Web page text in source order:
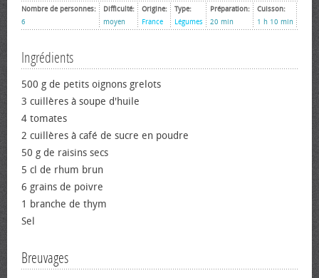
Nombre de personnes:
6
Difficulté:
moyen
Origine:
France
Type:
Légumes
Préparation:
20 min
Cuisson:
1 h 10 min
Ingrédients
500 g de petits oignons grelots
3 cuillères à soupe d'huile
4 tomates
2 cuillères à café de sucre en poudre
50 g de raisins secs
5 cl de rhum brun
6 grains de poivre
1 branche de thym
Sel
Breuvages